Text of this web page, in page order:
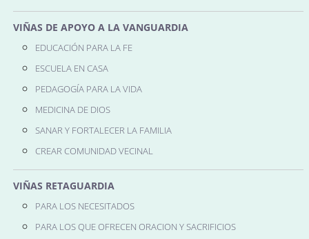
VIÑAS DE APOYO A LA VANGUARDIA
EDUCACIÓN PARA LA FE
ESCUELA EN CASA
PEDAGOGÍA PARA LA VIDA
MEDICINA DE DIOS
SANAR Y FORTALECER LA FAMILIA
CREAR COMUNIDAD VECINAL
VIÑAS RETAGUARDIA
PARA LOS NECESITADOS
PARA LOS QUE OFRECEN ORACION Y SACRIFICIOS